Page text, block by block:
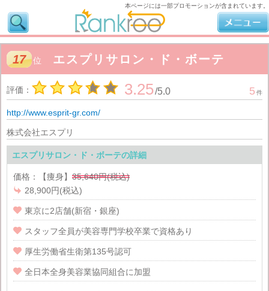
17 位 エスプリサロン・ド・ボーテ
評価： 3.25/5.0 5 件
http://www.esprit-gr.com/
株式会社エスプリ
エスプリサロン・ド・ボーテの詳細
価格：【痩身】 35,640円(税込)
 28,900円(税込)
 東京に2店舗(新宿・銀座)
 スタッフ全員が美容専門学校卒業で資格あり
 厚生労働省生衛第135号認可
 全日本全身美容業協同組合に加盟
本ページには一部プロモーションが含まれています。